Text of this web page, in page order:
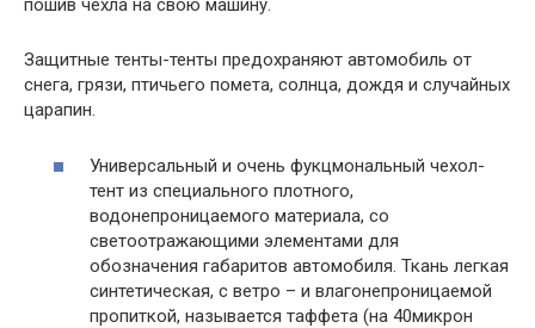
пошив чехла на свою машину.
Защитные тенты-тенты предохраняют автомобиль от
снега, грязи, птичьего помета, солнца, дождя и случайных
царапин.
Универсальный и очень фукцмональный чехол-
тент из специального плотного,
водонепроницаемого материала, со
светоотражающими элементами для
обозначения габаритов автомобиля. Ткань легкая
синтетическая, с ветро – и влагонепроницаемой
пропиткой, называется таффета (на 40микрон